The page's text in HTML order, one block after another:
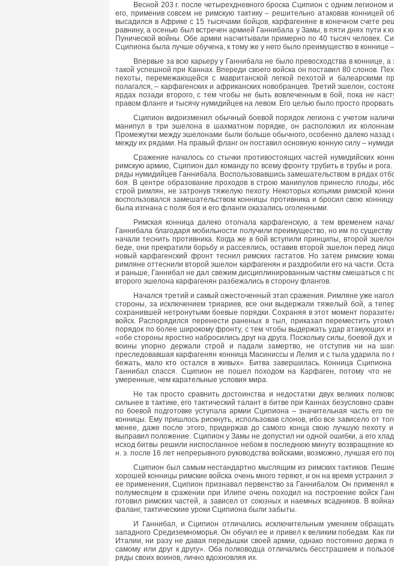
Весной 203 г. после четырехдневного броска Сципион с одним легионом
его, применив совсем не римскую тактику – решительно атаковав
высадился в Африке с 15 тысячами бойцов, карфагеняне в конечном счете
равнину, а осенью был встречен армией Ганнибала у Замы, в пяти днях пути к
Пунической войны. Обе армии насчитывали примерно по 40 тысяч человек.
Сципиона была лучше обучена, к тому же у него было преимущество в коннице
Впервые за всю карьеру у Ганнибала не было превосходства в коннице, а
такой успешной при Каннах. Впереди своего войска он поставил 80 слонов.
пехоты, перемежающейся с мавританской легкой пехотой и балеарскими
полагался, – карфагенских и африканских новобранцев. Третий эшелон,
ярдах позади второго, с тем чтобы не быть вовлеченным в бой, пока не
правом фланге и тысячу нумидийцев на левом. Его целью было просто
Сципион видоизменил обычный боевой порядок легиона с учетом
манипул в три эшелона в шахматном порядке, он расположил их
Промежутки между эшелонами были больше обычного, особенно далеко назад
между их рядами. На правый фланг он поставил основную конную силу –
Сражение началось со стычки противостоящих частей нумидийских
римскую армию, Сципион дал команду по всему фронту трубить в трубы и
ряды нумидийцев Ганнибала. Воспользовавшись замешательством в рядах
боя. В центре образование проходов в строю манипулов принесло плоды,
строй римлян, не затронув тяжелую пехоту. Некоторых копьями римской
воспользовался замешательством конницы противника и бросил свою
была изгнана с поля боя и его фланги оказались оголенными.
Римская конница далеко отогнала карфагенскую, а тем временем
Ганнибала благодаря мобильности получили преимущество, но им по
начали теснить противника. Когда же в бой вступили принципы, второй
беде, они прекратили борьбу и рассеялись, оставив второй эшелон перед
новый карфагенский фронт теснил римских гастатов. Но затем римские
римляне оттеснили второй эшелон карфагенян и раздробили его на части.
и раньше, Ганнибал не дал свежим дисциплинированным частям смешаться с
второго эшелона карфагенян разбежались в сторону флангов.
Начался третий и самый ожесточенный этап сражения. Римляне уже
стороны, за исключением триариев, все они выдержали тяжелый бой, а
сохранившей нетронутыми боевые порядки. Сохраняя в этот момент
войск. Распорядился перенести раненых в тыл, приказал переместить
порядок по более широкому фронту, с тем чтобы выдержать удар атакующих и
«обе стороны яростно набросились друг на друга. Поскольку силы, боевой
воины упорно держали строй и падали замертво, не отступив ни на
преследовавшая карфагенян конница Масиниссы и Лелия и с тыла ударила по
бежать, мало кто остался в живых». Битва завершилась. Конница
Ганнибал спасся. Сципион не пошел походом на Карфаген, потому что
умеренные, чем карательные условия мира.
Не так просто сравнить достоинства и недостатки двух великих
сильнее в тактике, его тактический талант в битве при Каннах безусловно
по боевой подготовке уступала армии Сципиона – значительная часть его
конницы. Ему пришлось рискнуть, использовав слонов, ибо все зависело от
менее, даже после этого, придержав до самого конца свою лучшую пехоту
выправил положение. Сципион у Замы не допустил ни одной ошибки, а его
исход битвы решили ниспосланное небом в последнюю минуту возвращение
н. э. после 16 лет непрерывного руководства войсками, возможно, лучшая его
Сципион был самым нестандартно мыслящим из римских тактиков.
хорошей конницы римские войска очень много теряют, и он на время
ее применения, Сципион признавал первенство за Ганнибалом. Он применял
полумесяцем в сражении при Илипе очень походил на построение войск
готовил римских частей, а зависел от союзных и наемных всадников. В
фаланг, тактическиие уроки Сципиона были забыты.
И Ганнибал, и Сципион отличались исключительным умением
западного Средиземноморья. Он обучил ее и привел к великим победам.
Италии, ни разу не давая передышки своей армии, однако постоянно держа
самому или друг к другу». Оба полководца отличались бесстрашием и
ряды своих воинов, лично вдохновляя их.